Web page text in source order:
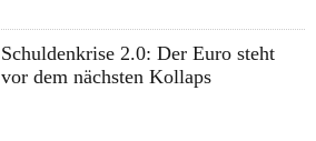
Schuldenkrise 2.0: Der Euro steht
vor dem nächsten Kollaps